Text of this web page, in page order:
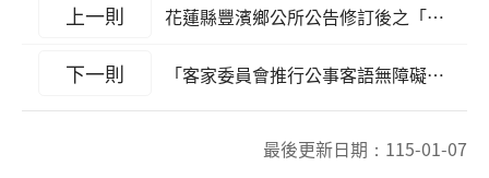
上一則 花蓮縣豐濱鄉公所公告修訂後之「花蓮縣豐濱鄉公所月洞遊憩區收費標準」
下一則 「客家委員會推行公事客語無障礙環境補助計畫」115年度公告受理申請截至10月31日止
最後更新日期： 115-01-07